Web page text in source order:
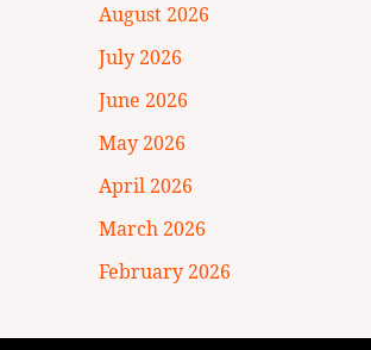
August 2026
July 2026
June 2026
May 2026
April 2026
March 2026
February 2026